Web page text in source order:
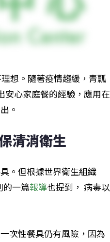
想。隨著疫情趨緩，青瓢
安心家庭餐的經驗，應用在
。
清消衛生
。但根據世界衛生組織
的一篇報導也提到， 病毒以
次性餐具仍有風險，因為